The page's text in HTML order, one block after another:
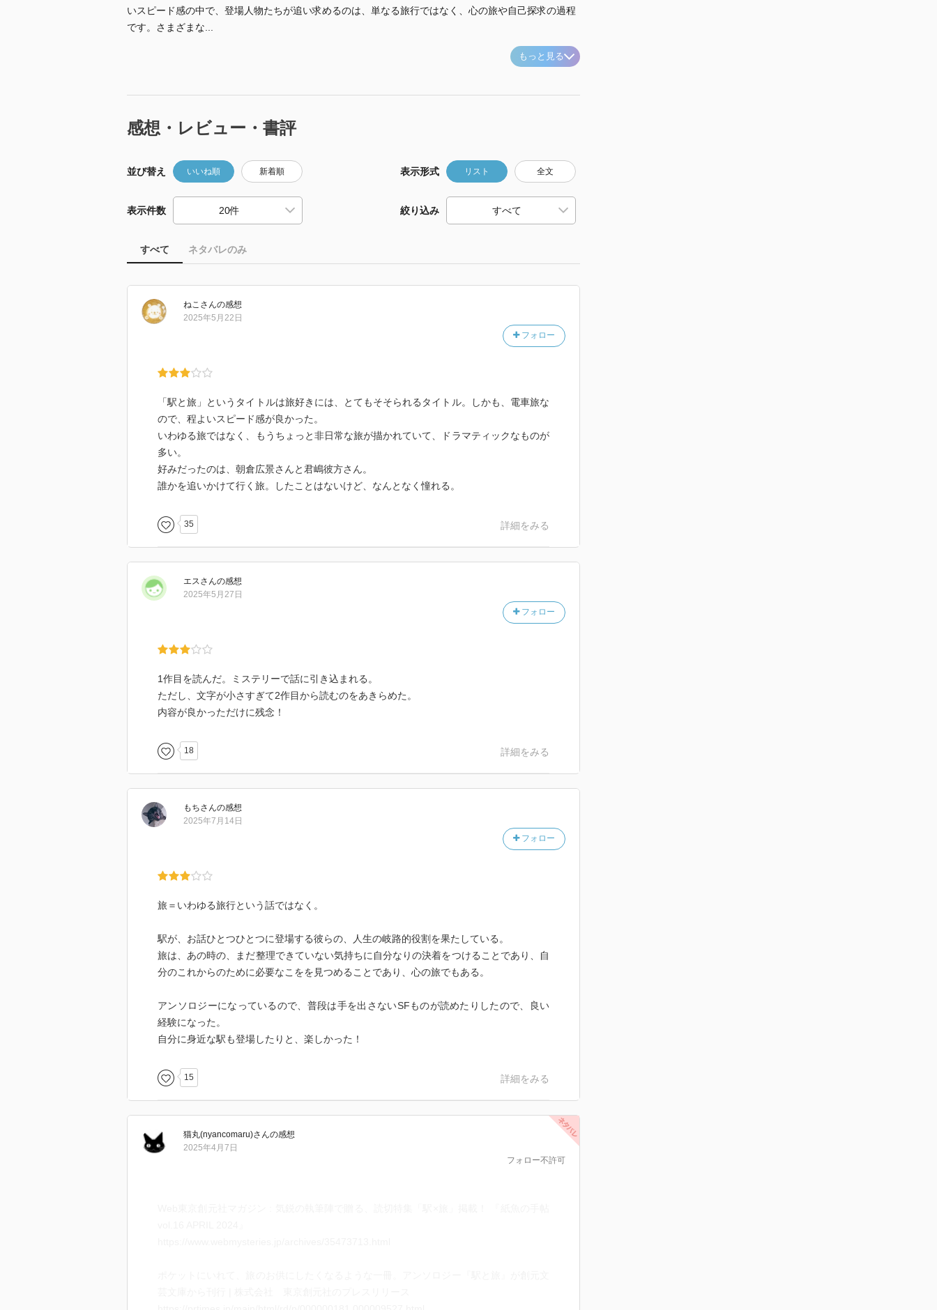
いスピード感の中で、登場人物たちが追い求めるのは、単なる旅行ではなく、心の旅や自己探求の過程
です。さまざまな...
もっと見る
感想・レビュー・書評
並び替え いいね順 新着順 表示形式 リスト 全文
表示件数 絞り込み
すべて ネタバレのみ
ねこ さんの感想
フォロー
2025年5月22日
「駅と旅」というタイトルは旅好きには、とてもそそられるタイトル。しかも、電車旅な
ので、程よいスピード感が良かった。
いわゆる旅ではなく、もうちょっと非日常な旅が描かれていて、ドラマティックなものが
多い。
好みだったのは、朝倉広景さんと君嶋彼方さん。
誰かを追いかけて行く旅。したことはないけど、なんとなく憧れる。
35 詳細をみる
エスさんの感想
フォロー
2025年5月27日
1作目を読んだ。ミステリーで話に引き込まれる。
ただし、文字が小さすぎて2作目から読むのをあきらめた。
内容が良かっただけに残念！
18 詳細をみる
もちさんの感想
フォロー
2025年7月14日
旅＝いわゆる旅行という話ではなく。
駅が、お話ひとつひとつに登場する彼らの、人生の岐路的役割を果たしている。
旅は、あの時の、まだ整理できていない気持ちに自分なりの決着をつけることであり、自
分のこれからのために必要なこをを見つめることであり、心の旅でもある。
アンソロジーになっているので、普段は手を出さないSFものが読めたりしたので、良い
経験になった。
自分に身近な駅も登場したりと、楽しかった！
15 詳細をみる
猫丸(nyancomaru)さんの感想
フォロー不許可
2025年4月7日